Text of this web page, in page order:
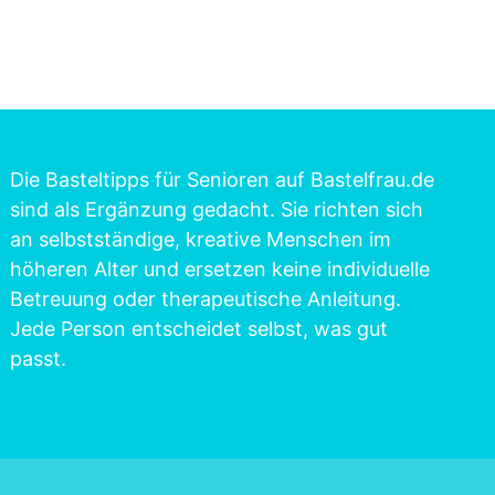
Die Basteltipps für Senioren auf Bastelfrau.de
sind als Ergänzung gedacht. Sie richten sich
an selbstständige, kreative Menschen im
höheren Alter und ersetzen keine individuelle
Betreuung oder therapeutische Anleitung.
Jede Person entscheidet selbst, was gut
passt.